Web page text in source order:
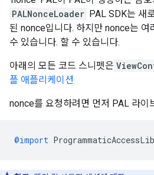
PALNonceLoader PAL SDK는 새
된 nonce입니다. 하지만 nonce는 여
수 있습니다. 할 수 있습니다.
아래의 모든 코드 스니펫은
플 애플리케이션
nonce를 요청하려면 먼저 PAL 라이
@import